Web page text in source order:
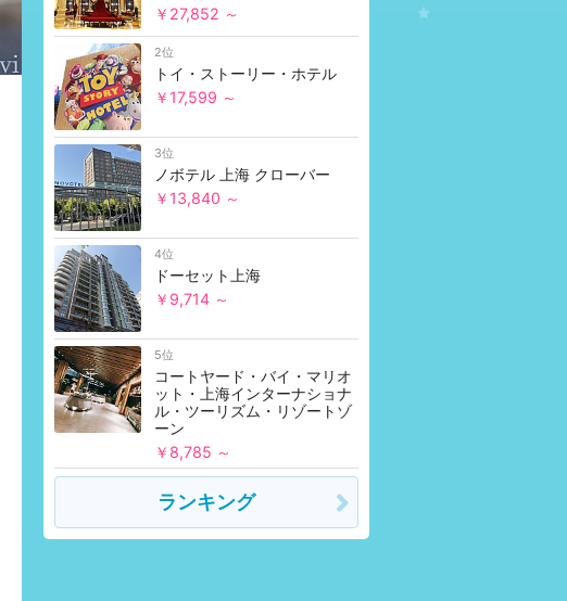
￥27,852 ～
2位
トイ・ストーリー・ホテル
￥17,599 ～
3位
ノボテル 上海 クローバー
￥13,840 ～
4位
ドーセット上海
￥9,714 ～
5位
コートヤード・バイ・マリオ
ット・上海インターナショナ
ル・ツーリズム・リゾートゾ
ーン
￥8,785 ～
ランキング